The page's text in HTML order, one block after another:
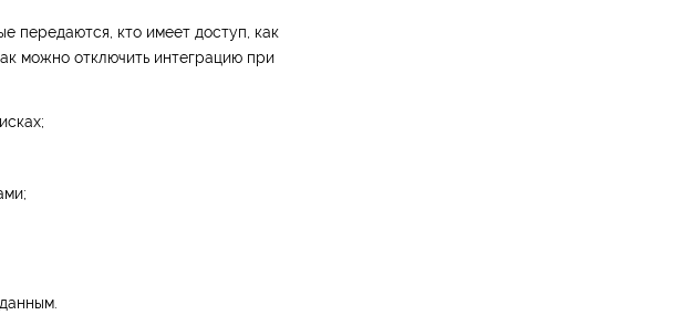
передаются, кто имеет доступ, как
можно отключить интеграцию при